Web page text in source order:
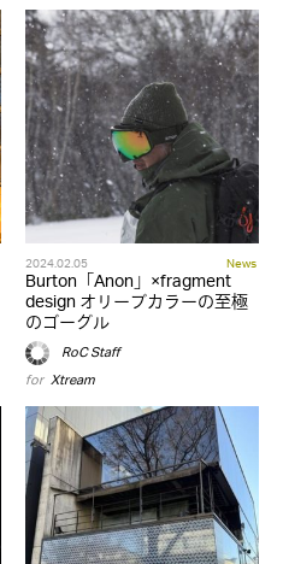
2024.02.05 News
Burton「Anon」×fragment
design オリーブカラーの至極
のゴーグル
RoC Staff
for Xtream